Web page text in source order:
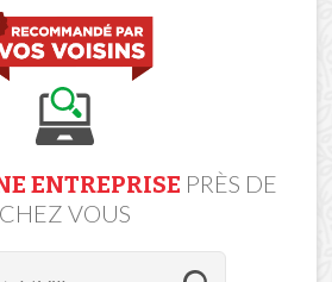
ENTREPRISE PRÈS DE
CHEZ VOUS